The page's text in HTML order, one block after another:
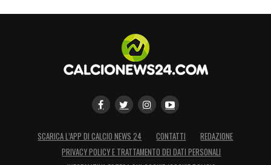
SCARICA L’APP DI CALCIO NEWS 24 CONTATTI
REDAZIONE
PRIVACY POLICY E TRATTAMENTO DEI DATI PERSONALI